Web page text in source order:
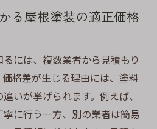
新しい技術や塗料情報を解
る屋根塗装サービスの特徴
屋根塗装方法とその理由を
る屋根塗装の適正価格
には、複数業者から見積もり
格差が生じる理由には、塗料
いが挙げられます。例えば、
に行う一方、別の業者は簡易